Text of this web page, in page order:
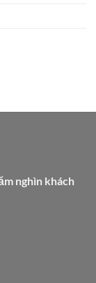
nghìn khách